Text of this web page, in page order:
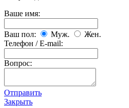
Ваше имя:
Ваш пол: Муж.
Жен.
Телефон / E-mail:
Вопрос:
Отправить
Закрыть